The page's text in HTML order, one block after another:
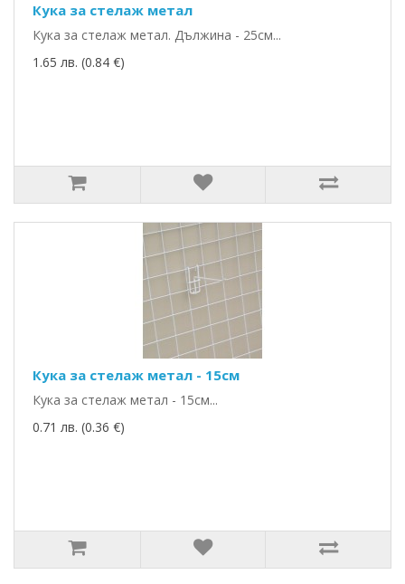
Кука за стелаж метал
Кука за стелаж метал. Дължина - 25см...
1.65 лв. (0.84 €)
Кука за стелаж метал - 15см
Кука за стелаж метал - 15см...
0.71 лв. (0.36 €)